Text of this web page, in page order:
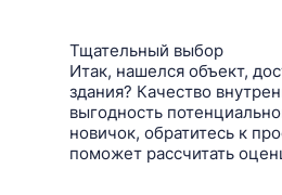
Тщательный выбор
Итак, нашелся объект,
здания? Качество
выгодность
новичок, обратитесь к
поможет рассчитать